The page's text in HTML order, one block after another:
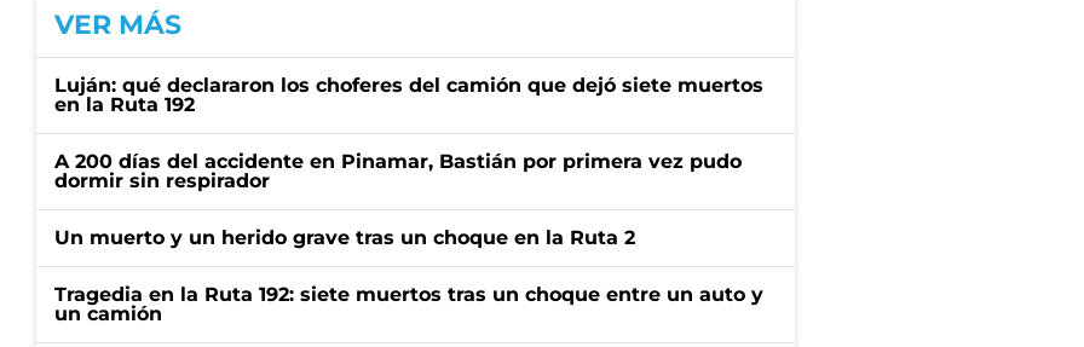
VER MÁS
Luján: qué declararon los choferes del camión que dejó siete muertos
en la Ruta 192
A 200 días del accidente en Pinamar, Bastián por primera vez pudo
dormir sin respirador
Un muerto y un herido grave tras un choque en la Ruta 2
Tragedia en la Ruta 192: siete muertos tras un choque entre un auto y
un camión